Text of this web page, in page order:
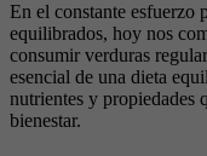
En el constante esfuerzo
equilibrados, hoy nos
consumir verduras
esencial de una dieta
nutrientes y propiedades
bienestar.